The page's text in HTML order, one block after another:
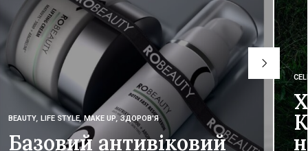
BEAUTY, LIFE STYLE, MAKE UP, ЗДОРОВ'Я
Базовий антивіковий